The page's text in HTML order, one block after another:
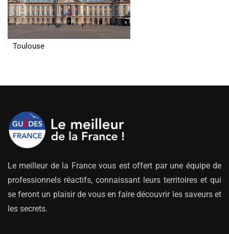
Toulouse
Le meilleur de la France vous est offert par une équipe de
professionnels réactifs, connaissant leurs territoires et qui
se feront un plaisir de vous en faire découvrir les saveurs et
les secrets.